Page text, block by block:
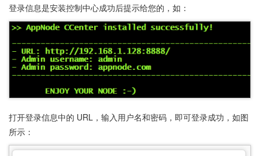
登录信息是安装控制中心成功后提示给您的，如：
打开登录信息中的 URL，输入用户名和密码，即可登录成功，如图
所示：